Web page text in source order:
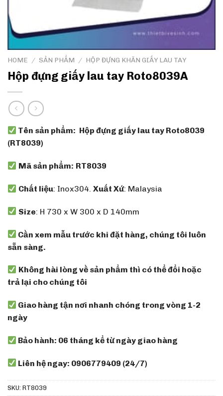
HOME / SẢN PHẨM / HỘP ĐỰNG KHĂN GIẤY LAU TAY
Hộp đựng giấy lau tay Roto8039A
Tên sản phẩm: Hộp đựng giấy lau tay Roto8039
(RT8039)
Mã sản phẩm: RT8039
Chất liệu: Inox304.Xuất Xứ: Malaysia
Size: H 730 x W 300 x D 140mm
Cần xem mẫu trước khi đặt hàng, chúng tôi luôn
sẵn sàng.
Không hài lòng về sản phẩm thì có thể đổi hoặc
trả lại cho chúng tôi
Giao hàng tận nơi nhanh chóng trong vòng 1-2
ngày
Bảo hành: 06 tháng kể từ ngày giao hàng
Liên hệ ngay: 0906779409 (24/7)
SKU: RT8039